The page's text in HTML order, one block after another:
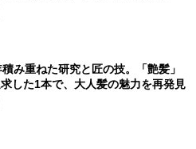
み重ねた研究と匠の技。「艶髪」
した1本で、大人髪の魅力を再発見